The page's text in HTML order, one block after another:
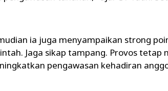
ia juga menyampaikan strong
Jaga sikap tampang. Provos tetap
pengawasan kehadiran